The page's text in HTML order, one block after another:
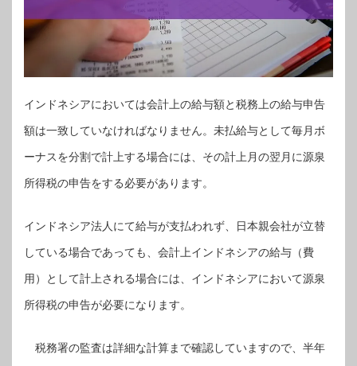
インドネシアにおいては会計上の給与額と税務上の給与申告
額は一致していなければなりません。未払給与として毎月ボ
ーナスを分割で計上する場合には、その計上月の翌月に源泉
所得税の申告をする必要があります。
インドネシア法人にて給与が支払われず、日本親会社が立替
している場合であっても、会計上インドネシアの給与（費
用）として計上される場合には、インドネシアにおいて源泉
所得税の申告が必要になります。
税務署の監査は詳細な計算まで確認していますので、半年